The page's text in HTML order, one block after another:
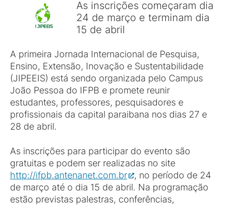
As inscrições começaram dia
24 de março e terminam dia
15 de abril
A primeira Jornada Internacional de Pesquisa,
Ensino, Extensão, Inovação e Sustentabilidade
(JIPEEIS) está sendo organizada pelo Campus
João Pessoa do IFPB e promete reunir
estudantes, professores, pesquisadores e
profissionais da capital paraibana nos dias 27 e
28 de abril.
As inscrições para participar do evento são
gratuitas e podem ser realizadas no site
http://ifpb.antenanet.com.br
, no período de 24
de março até o dia 15 de abril. Na programação
estão previstas palestras, conferências,